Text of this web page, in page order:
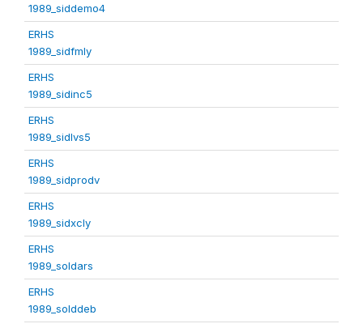
1989_siddemo4
ERHS
1989_sidfmly
ERHS
1989_sidinc5
ERHS
1989_sidlvs5
ERHS
1989_sidprodv
ERHS
1989_sidxcly
ERHS
1989_soldars
ERHS
1989_solddeb